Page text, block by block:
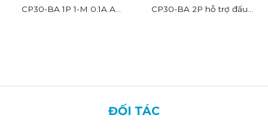
CP30-BA 1P 1-M 0.1A A
CP30-BA 2P hỗ trợ đấu
ĐỐI TÁC